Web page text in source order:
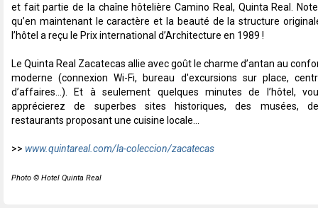
et fait partie de la chaîne hôtelière Camino Real, Quinta Real.
qu’en maintenant le caractère et la beauté de la structure
l’hôtel a reçu le Prix international d’Architecture en 1989 !
Le Quinta Real Zacatecas allie avec goût le charme d’antan au
moderne (connexion Wi-Fi, bureau d'excursions sur place,
d’affaires…). Et à seulement quelques minutes de l’hôtel,
apprécierez de superbes sites historiques, des musées,
restaurants proposant une cuisine locale…
>> www.quintareal.com/la-coleccion/zacatecas
Photo © Hotel Quinta Real